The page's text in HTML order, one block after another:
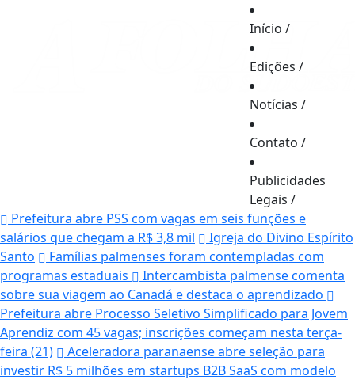
Início /
Edições /
Notícias /
Contato /
Publicidades
Legais /
Prefeitura abre PSS com vagas em seis funções e
salários que chegam a R$ 3,8 mil
Igreja do Divino Espírito
Santo
Famílias palmenses foram contempladas com
programas estaduais
Intercambista palmense comenta
sobre sua viagem ao Canadá e destaca o aprendizado
Prefeitura abre Processo Seletivo Simplificado para Jovem
Aprendiz com 45 vagas; inscrições começam nesta terça-
feira (21)
Aceleradora paranaense abre seleção para
investir R$ 5 milhões em startups B2B SaaS com modelo